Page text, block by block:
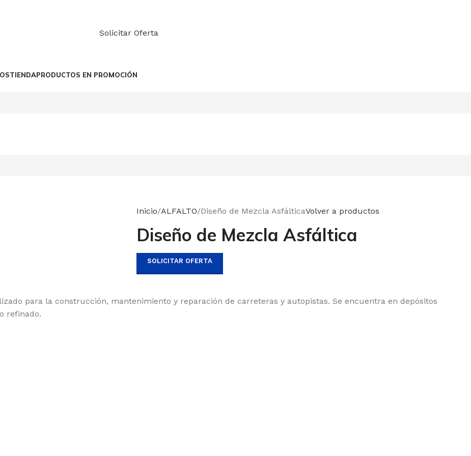
Solicitar Oferta
TIENDAPRODUCTOS EN PROMOCIÓN
Inicio ALFALTO Diseño de Mezcla AsfálticaVolver a productos
Diseño de Mezcla Asfáltica
SOLICITAR OFERTA
para la construcción, mantenimiento y reparación de carreteras y autopistas. Se encuentra en depósitos
refinado.